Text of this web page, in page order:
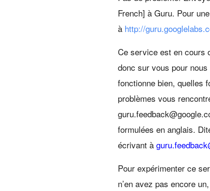
French] à Guru. Pour
à http://
Ce service est en cours
donc sur vous pour
fonctionne bien, quelles
problèmes vous
formulées en anglais.
écrivant à
Pour expérimenter ce
n’en avez pas encore